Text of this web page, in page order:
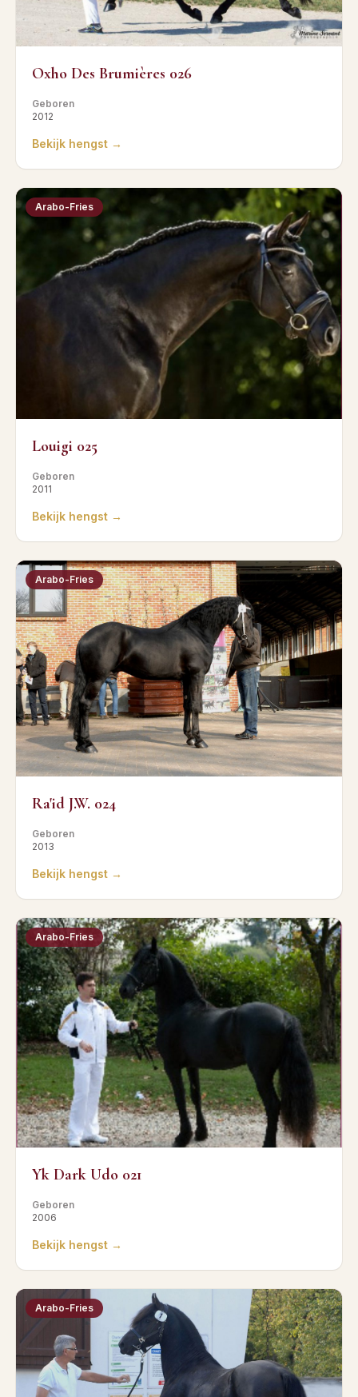
Oxho Des Brumières 026
Geboren
2012
Bekijk hengst →
Arabo-Fries
Louigi 025
Geboren
2011
Bekijk hengst →
Arabo-Fries
Ra'id J.W. 024
Geboren
2013
Bekijk hengst →
Arabo-Fries
Yk Dark Udo 021
Geboren
2006
Bekijk hengst →
Arabo-Fries